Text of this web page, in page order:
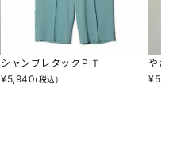
シャンブレタックＰＴ
¥5,940(税込)
やさし
¥5,390